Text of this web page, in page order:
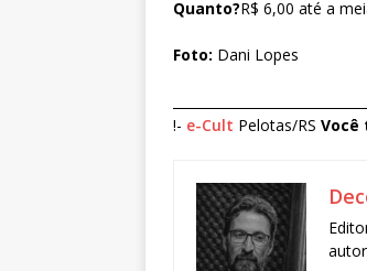
Quanto?R$ 6,00 até a
Foto: Dani Lopes
!- e-Cult Pelotas/RS Você